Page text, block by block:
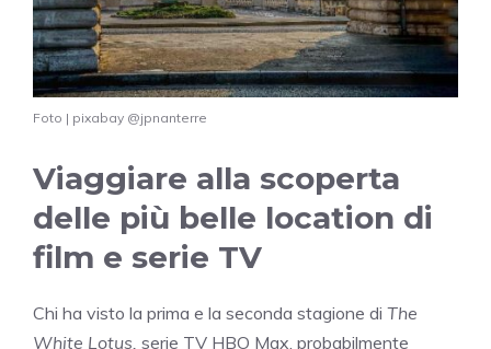
Foto | pixabay @jpnanterre
Viaggiare alla scoperta
delle più belle location di
film e serie TV
Chi ha visto la prima e la seconda stagione di The
White Lotus, serie TV HBO Max, probabilmente